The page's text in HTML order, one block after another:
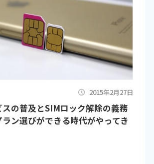
2015年2月27日
スの普及とSIMロック解除の義務
ン選びができる時代がやってき